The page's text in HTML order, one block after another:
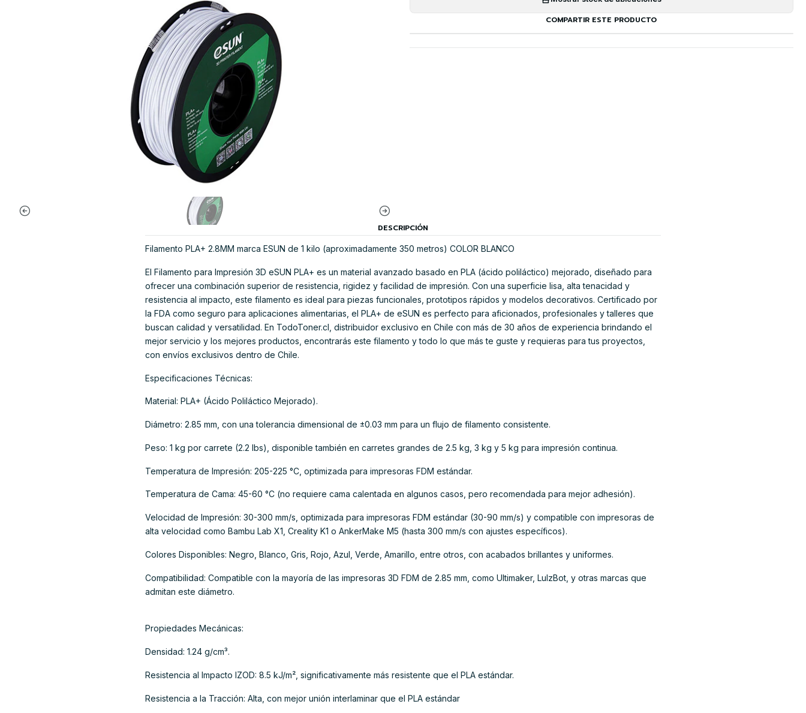
COMPARTIR ESTE PRODUCTO
DESCRIPCIÓN
Filamento PLA+ 2.8MM marca ESUN de 1 kilo (aproximadamente 350 metros) COLOR BLANCO
El Filamento para Impresión 3D eSUN PLA+ es un material avanzado basado en PLA (ácido poliláctico) mejorado, diseñado para
ofrecer una combinación superior de resistencia, rigidez y facilidad de impresión. Con una superficie lisa, alta tenacidad y
resistencia al impacto, este filamento es ideal para piezas funcionales, prototipos rápidos y modelos decorativos. Certificado por
la FDA como seguro para aplicaciones alimentarias, el PLA+ de eSUN es perfecto para aficionados, profesionales y talleres que
buscan calidad y versatilidad. En TodoToner.cl, distribuidor exclusivo en Chile con más de 30 años de experiencia brindando el
mejor servicio y los mejores productos, encontrarás este filamento y todo lo que más te guste y requieras para tus proyectos,
con envíos exclusivos dentro de Chile.
Especificaciones Técnicas:
Material: PLA+ (Ácido Poliláctico Mejorado).
Diámetro: 2.85 mm, con una tolerancia dimensional de ±0.03 mm para un flujo de filamento consistente.
Peso: 1 kg por carrete (2.2 lbs), disponible también en carretes grandes de 2.5 kg, 3 kg y 5 kg para impresión continua.
Temperatura de Impresión: 205-225 °C, optimizada para impresoras FDM estándar.
Temperatura de Cama: 45-60 °C (no requiere cama calentada en algunos casos, pero recomendada para mejor adhesión).
Velocidad de Impresión: 30-300 mm/s, optimizada para impresoras FDM estándar (30-90 mm/s) y compatible con impresoras de
alta velocidad como Bambu Lab X1, Creality K1 o AnkerMake M5 (hasta 300 mm/s con ajustes específicos).
Colores Disponibles: Negro, Blanco, Gris, Rojo, Azul, Verde, Amarillo, entre otros, con acabados brillantes y uniformes.
Compatibilidad: Compatible con la mayoría de las impresoras 3D FDM de 2.85 mm, como Ultimaker, LulzBot, y otras marcas que
admitan este diámetro.
Propiedades Mecánicas:
Densidad: 1.24 g/cm³.
Resistencia al Impacto IZOD: 8.5 kJ/m², significativamente más resistente que el PLA estándar.
Resistencia a la Tracción: Alta, con mejor unión interlaminar que el PLA estándar